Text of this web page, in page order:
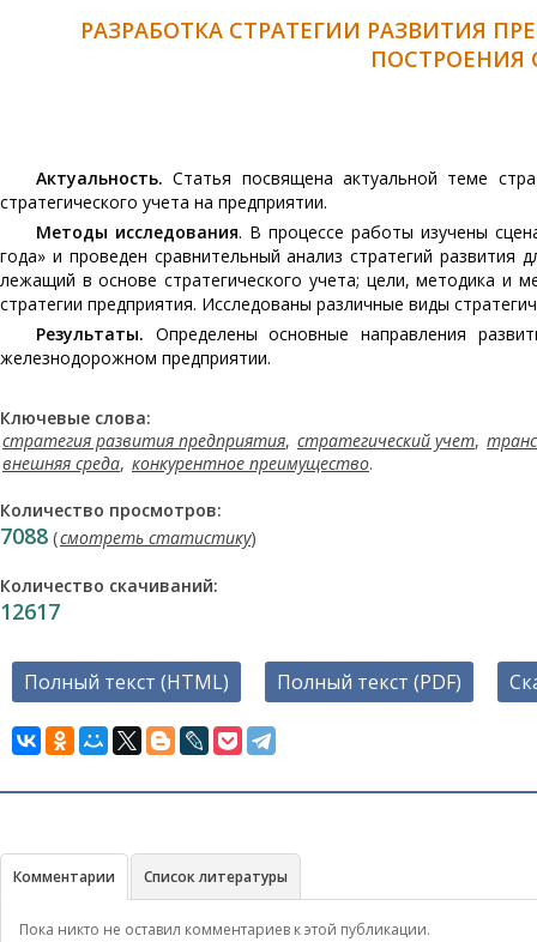
РАЗРАБОТКА СТРАТЕГИИ РАЗВИТИЯ
ПОСТРОЕНИЯ
Актуальность. Статья посвящена актуальной теме
стратегического учета на предприятии.
Методы исследования. В процессе работы изучены
года» и проведен сравнительный анализ стратегий развития
лежащий в основе стратегического учета; цели, методика и
стратегии предприятия. Исследованы различные виды
Результаты. Определены основные направления
железнодорожном предприятии.
Ключевые слова:
стратегия развития предприятия, стратегический учет,
внешняя среда, конкурентное преимущество.
Количество просмотров:
7088 (смотреть статистику)
Количество скачиваний:
12617
Полный текст (HTML) Полный текст (PDF)
Комментарии Список литературы
Пока никто не оставил комментариев к этой публикации.